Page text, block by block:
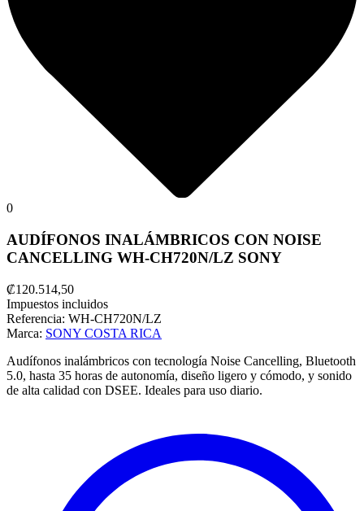
0
AUDÍFONOS INALÁMBRICOS CON NOISE
CANCELLING WH-CH720N/LZ SONY
₡120.514,50
Impuestos incluidos
Referencia: WH-CH720N/LZ
Marca: SONY COSTA RICA
Audífonos inalámbricos con tecnología Noise Cancelling, Bluetooth
5.0, hasta 35 horas de autonomía, diseño ligero y cómodo, y sonido
de alta calidad con DSEE. Ideales para uso diario.